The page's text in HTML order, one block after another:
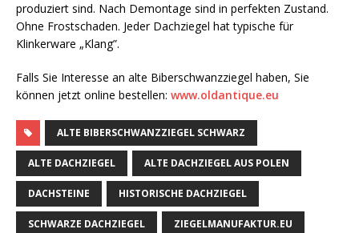
produziert sind. Nach Demontage sind in perfekten Zustand.
Ohne Frostschaden. Jeder Dachziegel hat typische für
Klinkerware „Klang”.
Falls Sie Interesse an alte Biberschwanzziegel haben, Sie
können jetzt online bestellen: www.oldantique.eu
ALTE BIBERSCHWANZZIEGEL SCHWARZ
ALTE DACHZIEGEL ALTE DACHZIEGEL AUS POLEN
DACHSTEINE HISTORISCHE DACHZIEGEL
SCHWARZE DACHZIEGEL ZIEGELMANUFAKTUR.EU